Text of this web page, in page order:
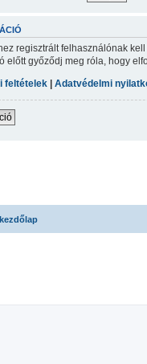
regisztrált felhasználónak
előtt győződj meg róla, hogy
feltételek
Adatvédelmi